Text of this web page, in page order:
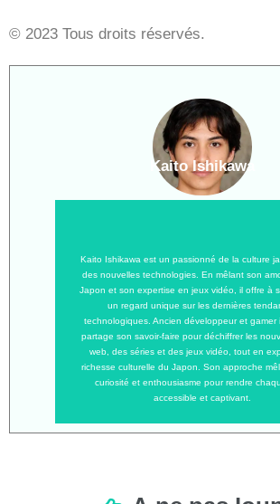
© 2023 Tous droits réservés.
Kaito Ishikawa est un passionné de la culture
des nouvelles technologies. En mêlant son
Japon et son expertise en jeux vidéo, il offre à
un regard unique sur les dernières
technologiques. Ancien développeur et gamer
partage son savoir-faire pour déchiffrer les
web, des séries et des jeux vidéo, tout en
richesse culturelle du Japon. Son approche
curiosité et enthousiasme pour rendre
accessible et captivant.
Kaito Ishikawa